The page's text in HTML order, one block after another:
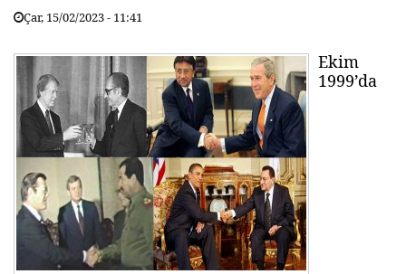
Çar, 15/02/2023 - 11:41
Ekim
1999’da